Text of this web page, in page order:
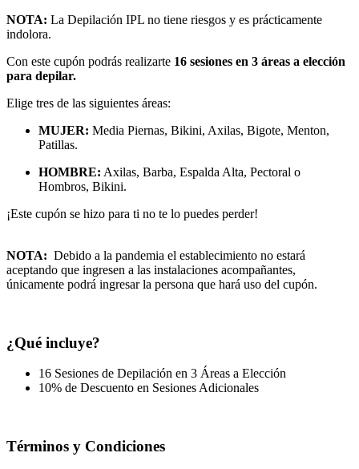
NOTA: La Depilación IPL no tiene riesgos y es prácticamente
indolora.
Con este cupón podrás realizarte 16 sesiones en 3 áreas a elección
para depilar.
Elige tres de las siguientes áreas:
MUJER: Media Piernas, Bikini, Axilas, Bigote, Menton,
Patillas.
HOMBRE: Axilas, Barba, Espalda Alta, Pectoral o
Hombros, Bikini.
¡Este cupón se hizo para ti no te lo puedes perder!
NOTA: Debido a la pandemia el establecimiento no estará
aceptando que ingresen a las instalaciones acompañantes,
únicamente podrá ingresar la persona que hará uso del cupón.
¿Qué incluye?
16 Sesiones de Depilación en 3 Áreas a Elección
10% de Descuento en Sesiones Adicionales
Términos y Condiciones